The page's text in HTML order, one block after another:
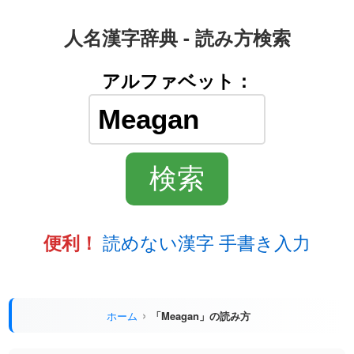
人名漢字辞典 - 読み方検索
アルファベット：
便利！ 読めない漢字 手書き入力
ホーム 「Meagan」の読み方